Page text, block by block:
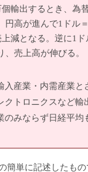
輸出するとき、為
円高が進んで1ドル
減となる。逆に1
売上高が伸びる。
入産業・内需産業
クトロニクスなど輸
みならず日経平均
簡単に記述したも